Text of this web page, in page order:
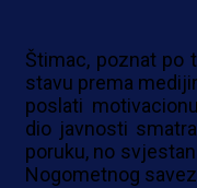
Štimac, poznat po
stavu prema
poslati
dio javnosti
poruku, no
Nogometnog